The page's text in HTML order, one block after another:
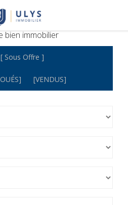
bien immobilier
[ Sous Offre ]
[VENDUS]